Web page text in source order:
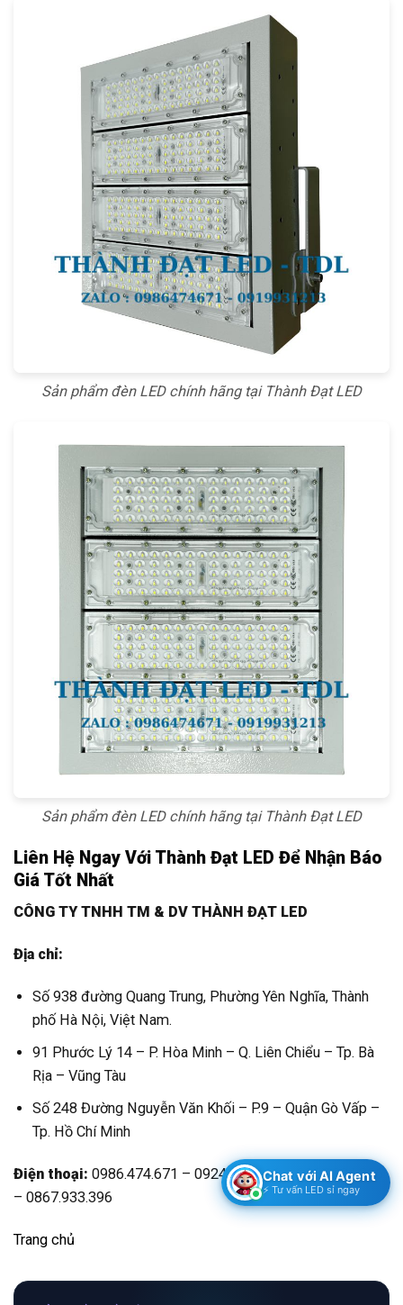
Sản phẩm đèn LED chính hãng tại Thành Đạt LED
Sản phẩm đèn LED chính hãng tại Thành Đạt LED
Liên Hệ Ngay Với Thành Đạt LED Để Nhận Báo
Giá Tốt Nhất
CÔNG TY TNHH TM & DV THÀNH ĐẠT LED
Địa chỉ:
Số 938 đường Quang Trung, Phường Yên Nghĩa, Thành
phố Hà Nội, Việt Nam.
91 Phước Lý 14 – P. Hòa Minh – Q. Liên Chiểu – Tp. Bà
Rịa – Vũng Tàu
Số 248 Đường Nguyễn Văn Khối – P.9 – Quận Gò Vấp –
Tp. Hồ Chí Minh
Điện thoại: 0986.474.671 – 0924.734.666 – 0867.224.396
– 0867.933.396
Trang chủ
Chat với AI Agent
⚡ Tư vấn LED sỉ ngay